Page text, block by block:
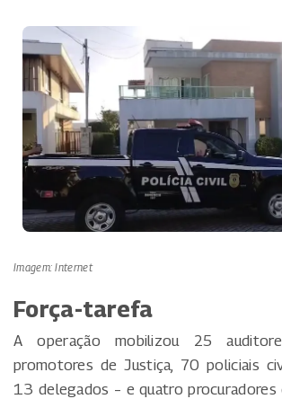
Imagem: Internet
Força-tarefa
A operação mobilizou 25
promotores de Justiça, 70 policiais
13 delegados – e quatro procuradores